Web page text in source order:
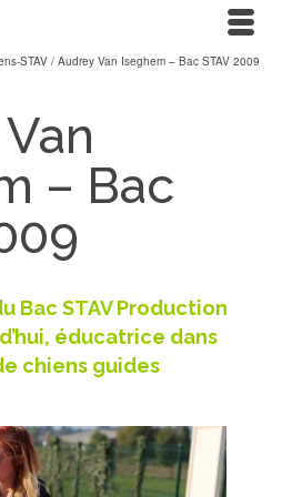
STAV / Audrey Van Iseghem – Bac STAV 2009
– Bac
Bac STAV Production
éducatrice dans
chiens guides